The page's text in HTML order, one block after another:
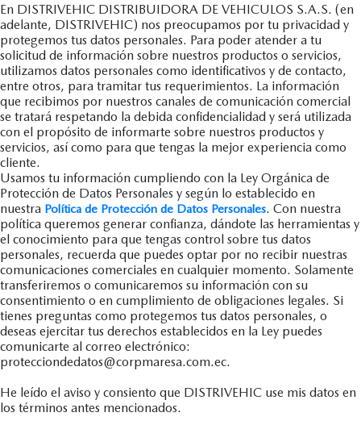
En DISTRIVEHIC DISTRIBUIDORA DE VEHICULOS S.A.S. (en
adelante, DISTRIVEHIC) nos preocupamos por tu privacidad y
protegemos tus datos personales. Para poder atender a tu
solicitud de información sobre nuestros productos o servicios,
utilizamos datos personales como identificativos y de contacto,
entre otros, para tramitar tus requerimientos. La información
que recibimos por nuestros canales de comunicación comercial
se tratará respetando la debida confidencialidad y será utilizada
con el propósito de informarte sobre nuestros productos y
servicios, así como para que tengas la mejor experiencia como
cliente.
Usamos tu información cumpliendo con la Ley Orgánica de
Protección de Datos Personales y según lo establecido en
nuestra Política de Protección de Datos Personales. Con nuestra
política queremos generar confianza, dándote las herramientas y
el conocimiento para que tengas control sobre tus datos
personales, recuerda que puedes optar por no recibir nuestras
comunicaciones comerciales en cualquier momento. Solamente
transferiremos o comunicaremos su información con su
consentimiento o en cumplimiento de obligaciones legales. Si
tienes preguntas como protegemos tus datos personales, o
deseas ejercitar tus derechos establecidos en la Ley puedes
comunicarte al correo electrónico:
protecciondedatos@corpmaresa.com.ec.
He leído el aviso y consiento que DISTRIVEHIC use mis datos en
los términos antes mencionados.